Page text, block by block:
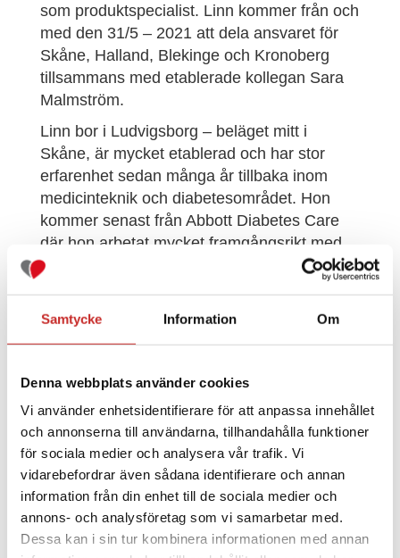
Samtycke Information Om
Denna webbplats använder cookies
Vi använder enhetsidentifierare för att anpassa innehållet
och annonserna till användarna, tillhandahålla funktioner
för sociala medier och analysera vår trafik. Vi
vidarebefordrar även sådana identifierare och annan
information från din enhet till de sociala medier och
annons- och analysföretag som vi samarbetar med.
Dessa kan i sin tur kombinera informationen med annan
som produktspecialist. Linn kommer från och
med den 31/5 – 2021 att dela ansvaret för
Skåne, Halland, Blekinge och Kronoberg
tillsammans med etablerade kollegan Sara
Malmström.
Linn bor i Ludvigsborg – beläget mitt i
Skåne, är mycket etablerad och har stor
erfarenhet sedan många år tillbaka inom
medicinteknik och diabetesområdet. Hon
kommer senast från Abbott Diabetes Care
där hon arbetat mycket framgångsrikt med
bland annat Libre under de senaste 7 åren i
också sedan tidigare en gedigen bakgrund
från läkemedelsindustrin efter cirka 10 år i
mot bland annat kronisk obstruktiv
Rekryteringen av Linn innebär att vi kraftfullt
förstärker vår sälj, utbildnings och
servicefunktion i Södra Sverige för att klara
den mycket stora efterfrågan vi ser av
insulinpumpssystemet Tandem t:slim X2™
med både Basal-IQ- och Control-IQ-